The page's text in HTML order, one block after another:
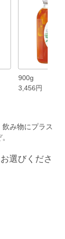
900g
3,456円
み物にプラス
選びくださ